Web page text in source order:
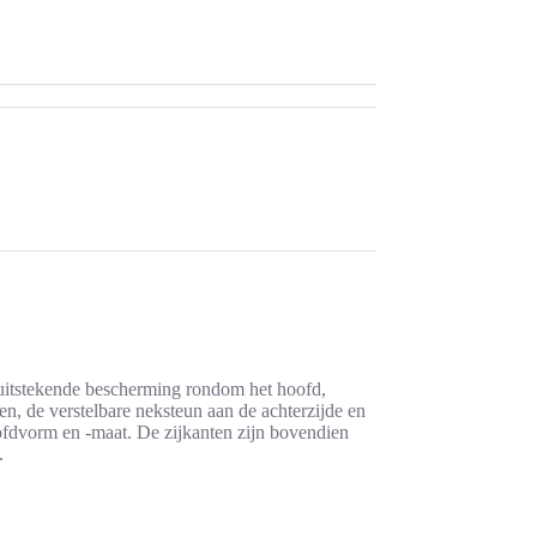
bescherming rondom het hoofd,
de verstelbare neksteun aan de achterzijde en
en -maat. De zijkanten zijn bovendien